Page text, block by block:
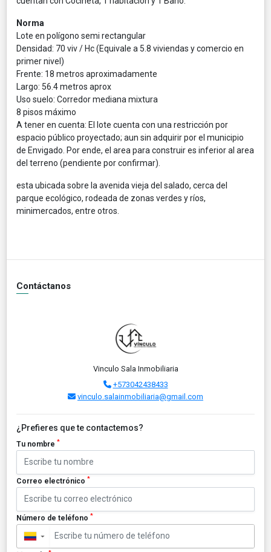
Norma
Lote en polígono semi rectangular
Densidad: 70 viv / Hc (Equivale a 5.8 viviendas y comercio en
primer nivel)
Frente: 18 metros aproximadamente
Largo: 56.4 metros aprox
Uso suelo: Corredor mediana mixtura
8 pisos máximo
A tener en cuenta: El lote cuenta con una restricción por
espacio público proyectado; aun sin adquirir por el municipio
de Envigado. Por ende, el area para construir es inferior al area
del terreno (pendiente por confirmar).
esta ubicada sobre la avenida vieja del salado, cerca del
parque ecológico, rodeada de zonas verdes y ríos,
minimercados, entre otros.
Contáctanos
Vinculo Sala Inmobiliaria
+573042438433
vinculo.salainmobiliaria@gmail.com
¿Prefieres que te contactemos?
Tu nombre *
Correo electrónico *
Número de teléfono *
▼